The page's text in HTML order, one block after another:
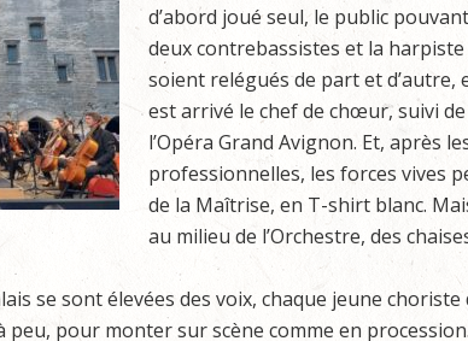
d’abord joué seul, le public
deux contrebassistes et la
soient relégués de part et d’autre,
est arrivé le chef de chœur, suivi
l’Opéra Grand Avignon. Et, après
professionnelles, les forces vives
de la Maîtrise, en T-shirt blanc.
au milieu de l’Orchestre, des
se sont élevées des voix, chaque jeune
pour monter sur scène comme en